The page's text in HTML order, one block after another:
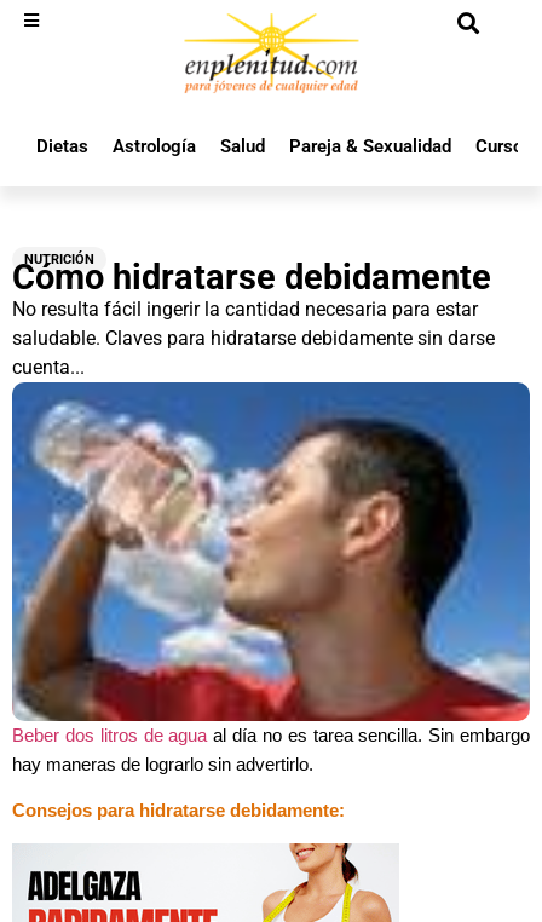
Dietas Astrología Salud Pareja & Sexualidad Cursos
NUTRICIÓN
Cómo hidratarse debidamente
No resulta fácil ingerir la cantidad necesaria para estar
saludable. Claves para hidratarse debidamente sin darse
cuenta...
Beber dos litros de agua al día no es tarea sencilla. Sin embargo
hay maneras de lograrlo sin advertirlo.
Consejos para hidratarse debidamente: